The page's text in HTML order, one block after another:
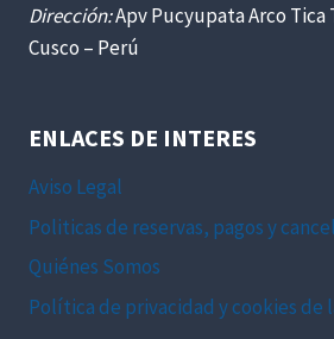
Dirección:Apv Pucyupata Arco Tica
Cusco – Perú
ENLACES DE INTERES
Aviso Legal
Politicas de reservas, pagos y
Quiénes Somos
Política de privacidad y cookies de